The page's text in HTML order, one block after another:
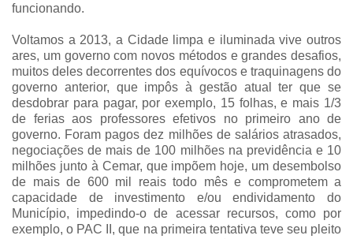
funcionando.
Voltamos a 2013, a Cidade limpa e iluminada vive outros
ares, um governo com novos métodos e grandes desafios,
muitos deles decorrentes dos equívocos e traquinagens do
governo anterior, que impôs à gestão atual ter que se
desdobrar para pagar, por exemplo, 15 folhas, e mais 1/3
de ferias aos professores efetivos no primeiro ano de
governo. Foram pagos dez milhões de salários atrasados,
negociações de mais de 100 milhões na previdência e 10
milhões junto à Cemar, que impõem hoje, um desembolso
de mais de 600 mil reais todo mês e comprometem a
capacidade de investimento e/ou endividamento do
Município, impedindo-o de acessar recursos, como por
exemplo, o PAC II, que na primeira tentativa teve seu pleito